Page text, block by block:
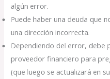
algún error.
Puede haber una deuda que
una dirección incorrecta.
Dependiendo del error, debe
proveedor financiero para
(que luego se actualizará en